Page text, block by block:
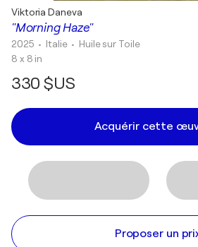
"Morning Haze"
Viktoria Daneva
2025 • Italie • Huile sur Toile
8 x 8 in
330 $US
Acquérir cette
Proposer un